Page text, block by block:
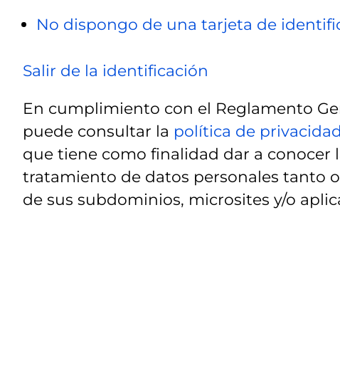
No dispongo de una tarjeta de
Salir de la identificación
En cumplimiento con el Reglamento
puede consultar la política de privacidad
que tiene como finalidad dar a conocer
tratamiento de datos personales tanto
de sus subdominios, microsites y/o